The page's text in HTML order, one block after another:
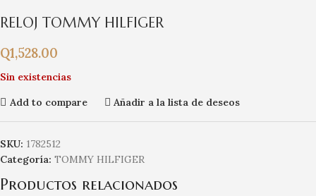
RELOJ TOMMY HILFIGER
Q1,528.00
Sin existencias
Add to compare
Añadir a la lista de deseos
SKU: 1782512
Categoría: TOMMY HILFIGER
Productos relacionados